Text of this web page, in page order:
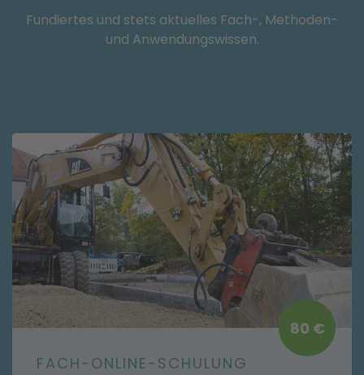
Fundiertes und stets aktuelles Fach-, Methoden-
und Anwendungswissen.
80 €
FACH-ONLINE-SCHULUNG